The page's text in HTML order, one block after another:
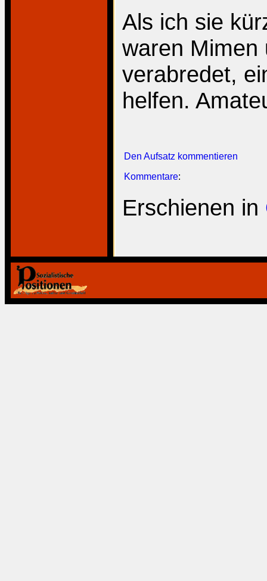
Als ich sie
waren Mimen
verabredet,
helfen.
Den Aufsatz kommentieren
Kommentare:
Erschienen in